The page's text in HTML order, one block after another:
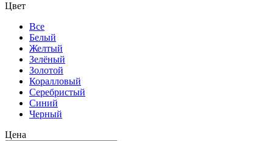
Цвет
Все
Белый
Желтый
Зелёный
Золотой
Коралловый
Серебристый
Синий
Черный
Цена